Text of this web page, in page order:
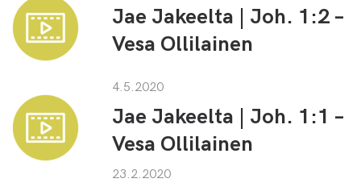
Jae Jakeelta | Joh. 1:2 –
Vesa Ollilainen
4.5.2020
Jae Jakeelta | Joh. 1:1 –
Vesa Ollilainen
23.2.2020